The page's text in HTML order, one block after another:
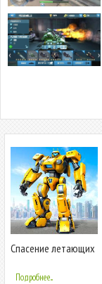
Спасение летающих
Подробнее...